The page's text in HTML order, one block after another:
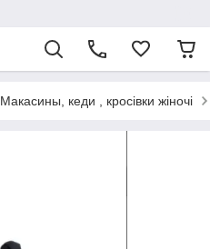
Макасины, кеди , кросівки жіночі